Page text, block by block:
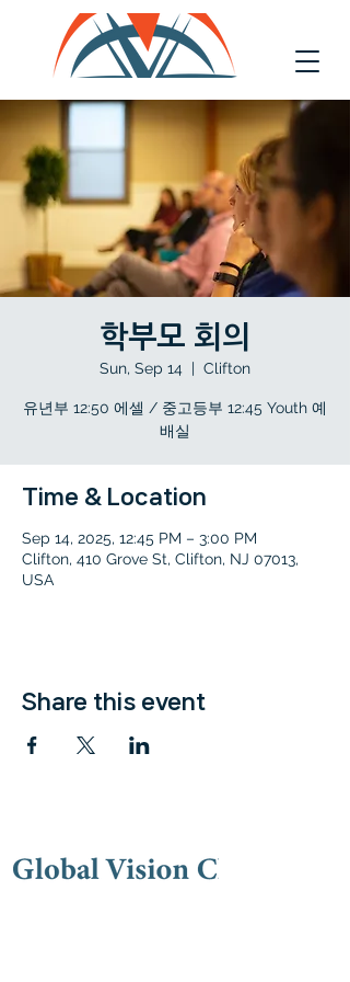
학부모 회의
Sun, Sep 14
  |
Clifton
유년부 12:50 에셀 / 중고등부 12:45 Youth 예
배실
Time & Location
Sep 14, 2025, 12:45 PM – 3:00 PM
Clifton, 410 Grove St, Clifton, NJ 07013,
USA
Share this event